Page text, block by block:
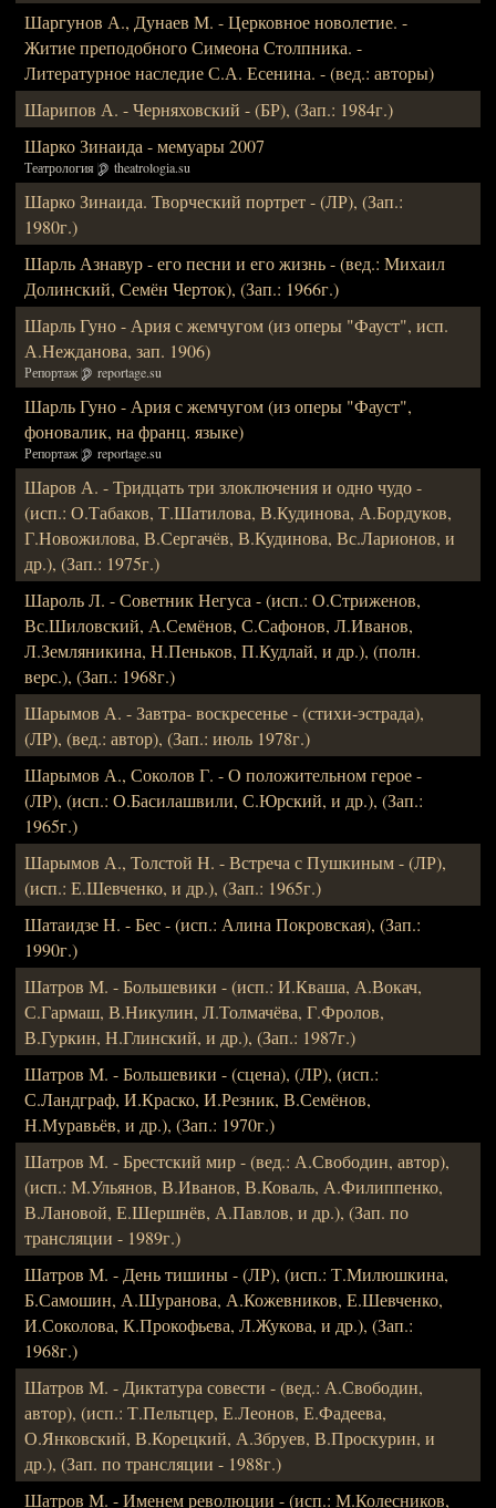
Шаргунов А., Дунаев М. - Церковное новолетие. -
Житие преподобного Симеона Столпника. -
Литературное наследие С.А. Есенина. - (вед.: авторы)
Шарипов А. - Черняховский - (БР), (Зап.: 1984г.)
Шарко Зинаида - мемуары 2007
Театрология theatrologia.su
Шарко Зинаида. Творческий портрет - (ЛР), (Зап.:
1980г.)
Шарль Азнавур - его песни и его жизнь - (вед.: Михаил
Долинский, Семён Черток), (Зап.: 1966г.)
Шарль Гуно - Ария с жемчугом (из оперы "Фауст", исп.
А.Нежданова, зап. 1906)
Репортаж reportage.su
Шарль Гуно - Ария с жемчугом (из оперы "Фауст",
фоновалик, на франц. языке)
Репортаж reportage.su
Шаров А. - Тридцать три злоключения и одно чудо -
(исп.: О.Табаков, Т.Шатилова, В.Кудинова, А.Бордуков,
Г.Новожилова, В.Сергачёв, В.Кудинова, Вс.Ларионов, и
др.), (Зап.: 1975г.)
Шароль Л. - Советник Негуса - (исп.: О.Стриженов,
Вс.Шиловский, А.Семёнов, С.Сафонов, Л.Иванов,
Л.Земляникина, Н.Пеньков, П.Кудлай, и др.), (полн.
верс.), (Зап.: 1968г.)
Шарымов А. - Завтра- воскресенье - (стихи-эстрада),
(ЛР), (вед.: автор), (Зап.: июль 1978г.)
Шарымов А., Соколов Г. - О положительном герое -
(ЛР), (исп.: О.Басилашвили, С.Юрский, и др.), (Зап.:
1965г.)
Шарымов А., Толстой Н. - Встреча с Пушкиным - (ЛР),
(исп.: Е.Шевченко, и др.), (Зап.: 1965г.)
Шатаидзе Н. - Бес - (исп.: Алина Покровская), (Зап.:
1990г.)
Шатров М. - Большевики - (исп.: И.Кваша, А.Вокач,
С.Гармаш, В.Никулин, Л.Толмачёва, Г.Фролов,
В.Гуркин, Н.Глинский, и др.), (Зап.: 1987г.)
Шатров М. - Большевики - (сцена), (ЛР), (исп.:
С.Ландграф, И.Краско, И.Резник, В.Семёнов,
Н.Муравьёв, и др.), (Зап.: 1970г.)
Шатров М. - Брестский мир - (вед.: А.Свободин, автор),
(исп.: М.Ульянов, В.Иванов, В.Коваль, А.Филиппенко,
В.Лановой, Е.Шершнёв, А.Павлов, и др.), (Зап. по
трансляции - 1989г.)
Шатров М. - День тишины - (ЛР), (исп.: Т.Милюшкина,
Б.Самошин, А.Шуранова, А.Кожевников, Е.Шевченко,
И.Соколова, К.Прокофьева, Л.Жукова, и др.), (Зап.:
1968г.)
Шатров М. - Диктатура совести - (вед.: А.Свободин,
автор), (исп.: Т.Пельтцер, Е.Леонов, Е.Фадеева,
О.Янковский, В.Корецкий, А.Збруев, В.Проскурин, и
др.), (Зап. по трансляции - 1988г.)
Шатров М. - Именем революции - (исп.: М.Колесников,